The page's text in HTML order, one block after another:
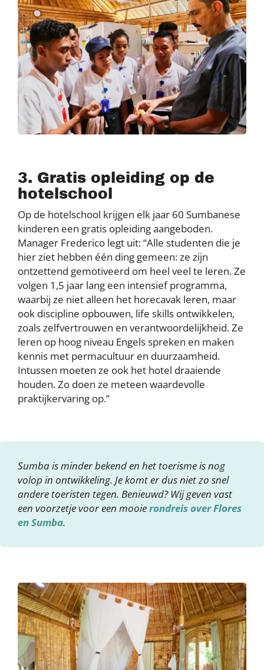
3. Gratis opleiding op de
hotelschool
Op de hotelschool krijgen elk jaar 60 Sumbanese
kinderen een gratis opleiding aangeboden.
Manager Frederico legt uit: “Alle studenten die je
hier ziet hebben één ding gemeen: ze zijn
ontzettend gemotiveerd om heel veel te leren. Ze
volgen 1,5 jaar lang een intensief programma,
waarbij ze niet alleen het horecavak leren, maar
ook discipline opbouwen, life skills ontwikkelen,
zoals zelfvertrouwen en verantwoordelijkheid. Ze
leren op hoog niveau Engels spreken en maken
kennis met permacultuur en duurzaamheid.
Intussen moeten ze ook het hotel draaiende
houden. Zo doen ze meteen waardevolle
praktijkervaring op.”
Sumba is minder bekend en het toerisme is nog
volop in ontwikkeling. Je komt er dus niet zo snel
andere toeristen tegen. Benieuwd? Wij geven vast
een voorzetje voor een mooierondreis over Flores
en Sumba.